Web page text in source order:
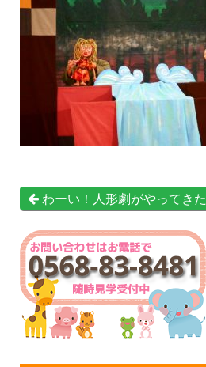
わーい！人形劇がやってきた